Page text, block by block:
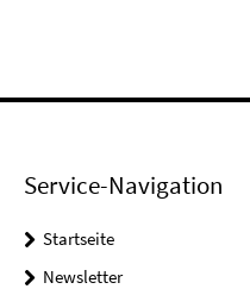
Service-Navigation
Startseite
Newsletter